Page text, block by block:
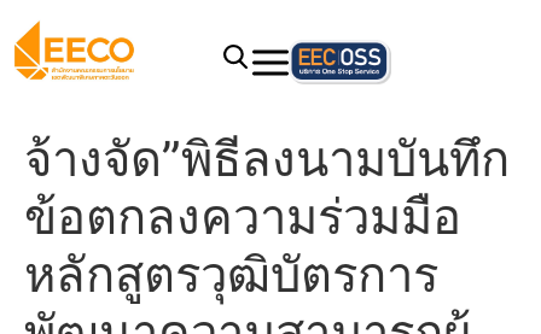
จ้างจัด”พิธีลงนามบันทึก
ข้อตกลงความร่วมมือ
หลักสูตรวุฒิบัตรการ